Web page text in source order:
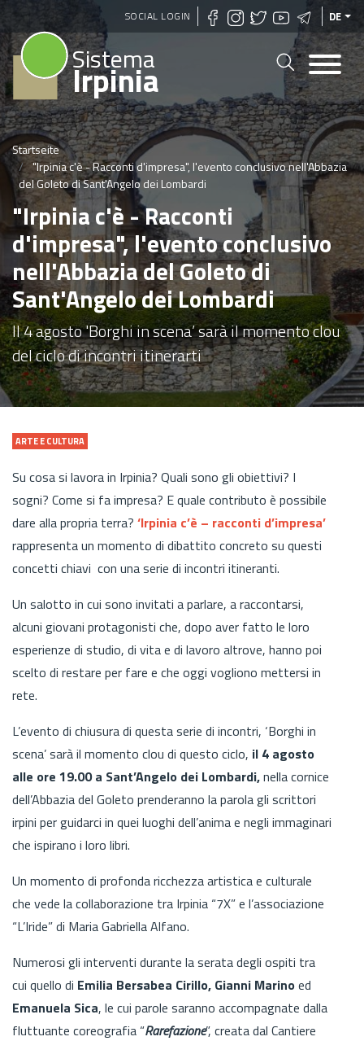
Direkt
zum
SOCIAL LOGIN DE
Sistema
Irpinia
Startseite
"Irpinia c'è - Racconti d'impresa", l'evento conclusivo nell'Abbazia
del Goleto di Sant'Angelo dei Lombardi
"Irpinia c'è - Racconti
d'impresa", l'evento conclusivo
nell'Abbazia del Goleto di
Sant'Angelo dei Lombardi
Il 4 agosto 'Borghi in scena’ sarà il momento clou
del ciclo di incontri itinerarti
ARTE E CULTURA
Su cosa si lavora in Irpinia? Quali sono gli obiettivi? I
sogni? Come si fa impresa? E quale contributo è possibile
dare alla propria terra? ‘Irpinia c’è – racconti d’impresa’
rappresenta un momento di dibattito concreto su questi
concetti chiavi con una serie di incontri itineranti.
Un salotto in cui sono invitati a parlare, a raccontarsi,
alcuni giovani protagonisti che, dopo aver fatto le loro
esperienze di studio, di vita e di lavoro altrove, hanno poi
scelto di restare per fare e che oggi vogliono mettersi in
rete.
L’evento di chiusura di questa serie di incontri, ‘Borghi in
scena’ sarà il momento clou di questo ciclo, il 4 agosto
alle ore 19.00 a Sant’Angelo dei Lombardi,nella cornice
dell’Abbazia del Goleto prenderanno la parola gli scrittori
irpini per guidarci in quei luoghi dell’anima e negli immaginari
che ispirano i loro libri.
Un momento di profonda ricchezza artistica e culturale
che vede la collaborazione tra Irpinia “7X” e l’associazione
“L’Iride” di Maria Gabriella Alfano.
Numerosi gli interventi durante la serata degli ospiti tra
cui quello di Emilia Bersabea Cirillo, Gianni Marinoed
Emanuela Sica, le cui parole saranno accompagnate dalla
fluttuante coreografia “Rarefazione”, creata dal Cantiere